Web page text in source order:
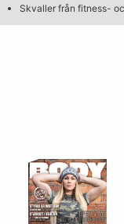
Skvaller från fitness-